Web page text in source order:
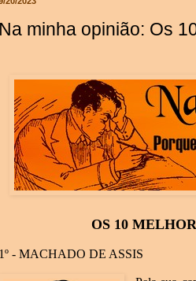
Na minha opinião: Os
OS 10
1º - MACHADO DE ASSIS